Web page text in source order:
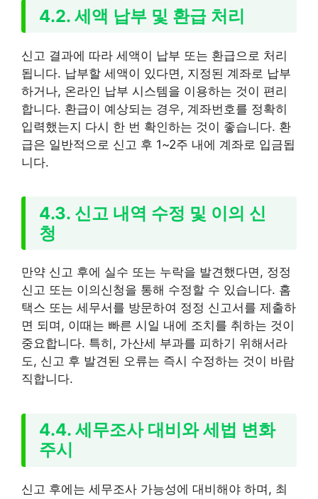
4.2. 세액 납부 및 환급 처리
신고 결과에 따라 세액이 납부 또는 환급으로 처리
됩니다. 납부할 세액이 있다면, 지정된 계좌로 납부
하거나, 온라인 납부 시스템을 이용하는 것이 편리
합니다. 환급이 예상되는 경우, 계좌번호를 정확히
입력했는지 다시 한 번 확인하는 것이 좋습니다. 환
급은 일반적으로 신고 후 1~2주 내에 계좌로 입금됩
니다.
4.3. 신고 내역 수정 및 이의 신
청
만약 신고 후에 실수 또는 누락을 발견했다면, 정정
신고 또는 이의신청을 통해 수정할 수 있습니다. 홈
택스 또는 세무서를 방문하여 정정 신고서를 제출하
면 되며, 이때는 빠른 시일 내에 조치를 취하는 것이
중요합니다. 특히, 가산세 부과를 피하기 위해서라
도, 신고 후 발견된 오류는 즉시 수정하는 것이 바람
직합니다.
4.4. 세무조사 대비와 세법 변화
주시
신고 후에는 세무조사 가능성에 대비해야 하며, 최